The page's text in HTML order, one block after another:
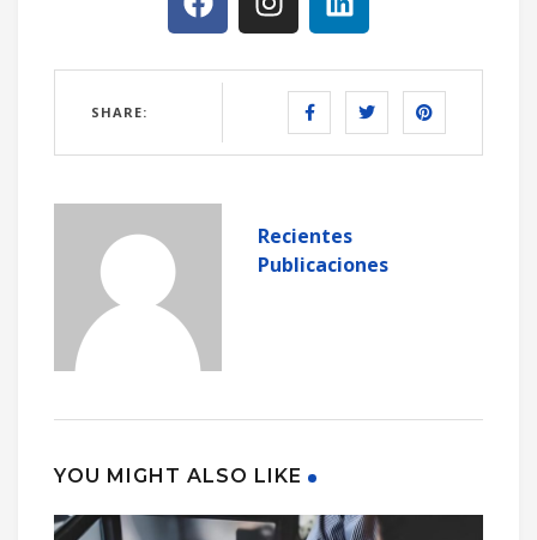
SHARE:
Recientes
Publicaciones
YOU MIGHT ALSO LIKE